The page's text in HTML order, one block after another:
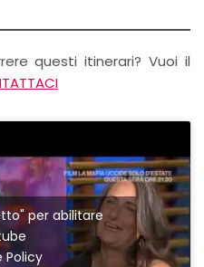
questi itinerari? Vuoi il
per abilitare
Policy